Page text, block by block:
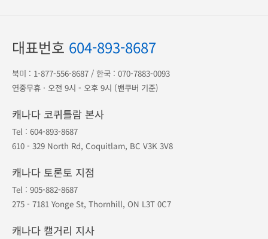
대표번호 604-893-8687
북미 : 1-877-556-8687 / 한국 : 070-7883-0093
연중무휴 · 오전 9시 - 오후 9시 (밴쿠버 기준)
캐나다 코퀴틀람 본사
Tel : 604-893-8687
610 - 329 North Rd, Coquitlam, BC V3K 3V8
캐나다 토론토 지점
Tel : 905-882-8687
275 - 7181 Yonge St, Thornhill, ON L3T 0C7
캐나다 캘거리 지사